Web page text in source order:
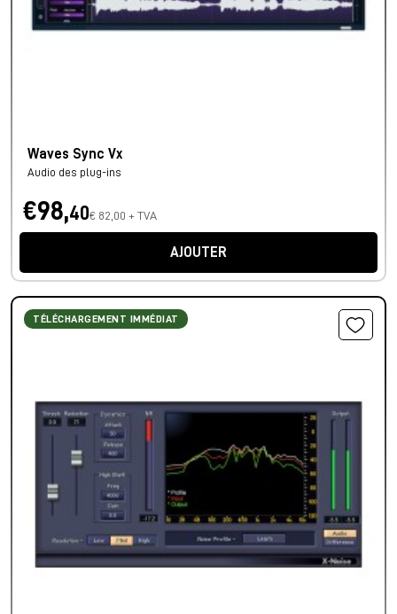
Waves Sync Vx
Audio des plug-ins
€98,40€ 82,00 + TVA
AJOUTER
TÉLÉCHARGEMENT IMMÉDIAT